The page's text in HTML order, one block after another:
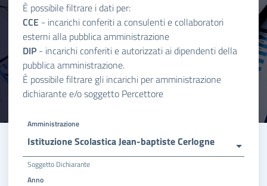
È possibile filtrare i dati per:
CCE - incarichi conferiti a consulenti e collaboratori
esterni alla pubblica amministrazione
DIP - incarichi conferiti e autorizzati ai dipendenti della
pubblica amministrazione.
È possibile filtrare gli incarichi per amministrazione
dichiarante e/o soggetto Percettore
Amministrazione
Istituzione Scolastica Jean-baptiste Cerlogne
Soggetto Dichiarante
Anno